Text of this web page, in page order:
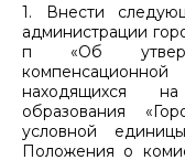
1. Внести
администрации
п «Об
находящихся
образования
условной
Положения о